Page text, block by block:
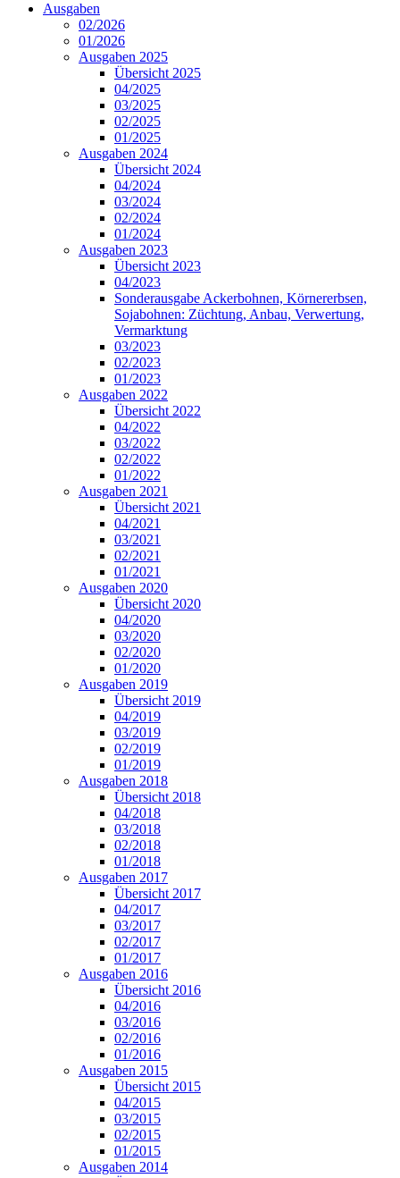
Ausgaben
02/2026
01/2026
Ausgaben 2025
Übersicht 2025
04/2025
03/2025
02/2025
01/2025
Ausgaben 2024
Übersicht 2024
04/2024
03/2024
02/2024
01/2024
Ausgaben 2023
Übersicht 2023
04/2023
Sonderausgabe Ackerbohnen, Körnererbsen,
Sojabohnen: Züchtung, Anbau, Verwertung,
Vermarktung
03/2023
02/2023
01/2023
Ausgaben 2022
Übersicht 2022
04/2022
03/2022
02/2022
01/2022
Ausgaben 2021
Übersicht 2021
04/2021
03/2021
02/2021
01/2021
Ausgaben 2020
Übersicht 2020
04/2020
03/2020
02/2020
01/2020
Ausgaben 2019
Übersicht 2019
04/2019
03/2019
02/2019
01/2019
Ausgaben 2018
Übersicht 2018
04/2018
03/2018
02/2018
01/2018
Ausgaben 2017
Übersicht 2017
04/2017
03/2017
02/2017
01/2017
Ausgaben 2016
Übersicht 2016
04/2016
03/2016
02/2016
01/2016
Ausgaben 2015
Übersicht 2015
04/2015
03/2015
02/2015
01/2015
Ausgaben 2014